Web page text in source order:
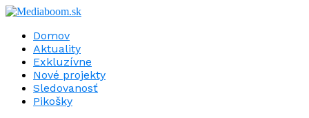
Domov
Aktuality
Exkluzívne
Nové projekty
Sledovanosť
Pikošky